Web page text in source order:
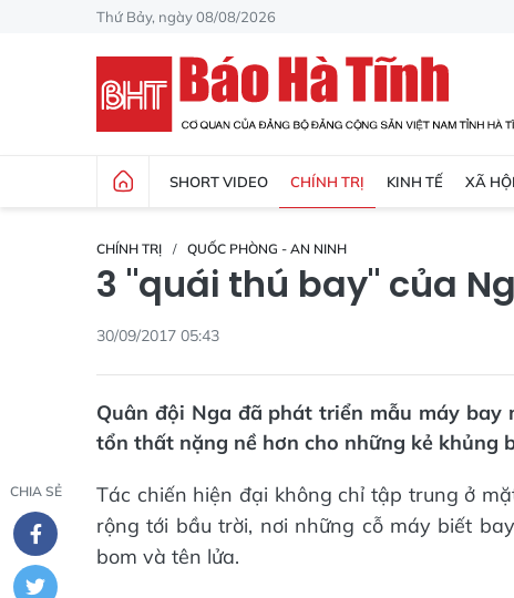
Thứ Bảy, ngày 08/08/2026
SHORT VIDEO CHÍNH TRỊ KINH TẾ XÃ HỘI
CHÍNH TRỊ QUỐC PHÒNG - AN NINH
3 "quái thú bay" của
30/09/2017 05:43
Quân đội Nga đã phát triển mẫu máy bay
tổn thất nặng nề hơn cho những kẻ khủng
CHIA SẺ
Tác chiến hiện đại không chỉ tập trung ở
rộng tới bầu trời, nơi những cỗ máy biết
bom và tên lửa.